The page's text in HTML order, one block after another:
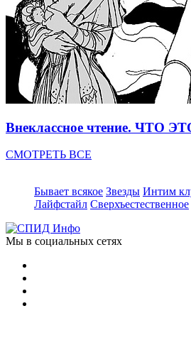
Внеклассное чтение. ЧТО
СМОТРЕТЬ ВСЕ
Бывает всякое Звезды Интим
Лайфстайл Сверхъестественное
Мы в социальных сетях